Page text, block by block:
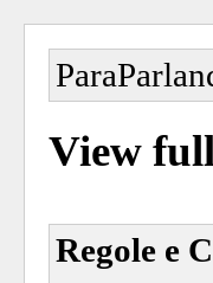
View
Regole e